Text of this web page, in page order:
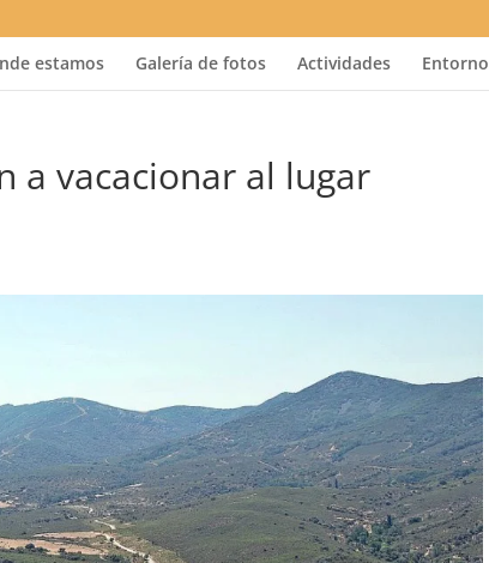
estamos Galería de fotos Actividades Entorno
a vacacionar al lugar